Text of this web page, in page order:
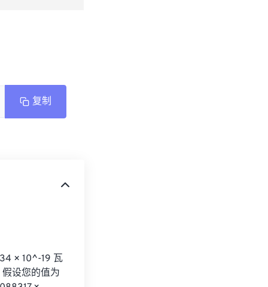
复制
× 10^-19 瓦
设您的值为